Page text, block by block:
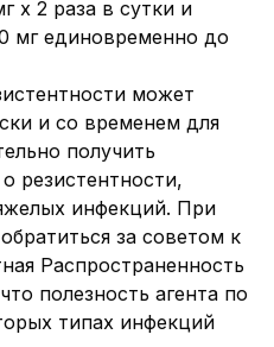
х 2 раза в сутки и
мг единовременно до
может
и со временем для
получить
резистентности,
инфекций. При
за советом к
Распространенность
полезность агента по
типах инфекций